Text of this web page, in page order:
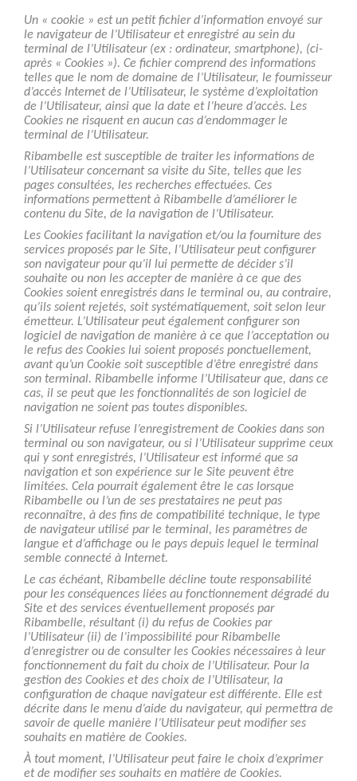
Un « cookie » est un petit fichier d’information envoyé sur
le navigateur de l’Utilisateur et enregistré au sein du
terminal de l’Utilisateur (ex : ordinateur, smartphone), (ci-
après « Cookies »). Ce fichier comprend des informations
telles que le nom de domaine de l’Utilisateur, le fournisseur
d’accès Internet de l’Utilisateur, le système d’exploitation
de l’Utilisateur, ainsi que la date et l’heure d’accès. Les
Cookies ne risquent en aucun cas d’endommager le
terminal de l’Utilisateur.
Ribambelle est susceptible de traiter les informations de
l’Utilisateur concernant sa visite du Site, telles que les
pages consultées, les recherches effectuées. Ces
informations permettent à Ribambelle d’améliorer le
contenu du Site, de la navigation de l’Utilisateur.
Les Cookies facilitant la navigation et/ou la fourniture des
services proposés par le Site, l’Utilisateur peut configurer
son navigateur pour qu’il lui permette de décider s’il
souhaite ou non les accepter de manière à ce que des
Cookies soient enregistrés dans le terminal ou, au contraire,
qu’ils soient rejetés, soit systématiquement, soit selon leur
émetteur. L’Utilisateur peut également configurer son
logiciel de navigation de manière à ce que l’acceptation ou
le refus des Cookies lui soient proposés ponctuellement,
avant qu’un Cookie soit susceptible d’être enregistré dans
son terminal. Ribambelle informe l’Utilisateur que, dans ce
cas, il se peut que les fonctionnalités de son logiciel de
navigation ne soient pas toutes disponibles.
Si l’Utilisateur refuse l’enregistrement de Cookies dans son
terminal ou son navigateur, ou si l’Utilisateur supprime ceux
qui y sont enregistrés, l’Utilisateur est informé que sa
navigation et son expérience sur le Site peuvent être
limitées. Cela pourrait également être le cas lorsque
Ribambelle ou l’un de ses prestataires ne peut pas
reconnaître, à des fins de compatibilité technique, le type
de navigateur utilisé par le terminal, les paramètres de
langue et d’affichage ou le pays depuis lequel le terminal
semble connecté à Internet.
Le cas échéant, Ribambelle décline toute responsabilité
pour les conséquences liées au fonctionnement dégradé du
Site et des services éventuellement proposés par
Ribambelle, résultant (i) du refus de Cookies par
l’Utilisateur (ii) de l’impossibilité pour Ribambelle
d’enregistrer ou de consulter les Cookies nécessaires à leur
fonctionnement du fait du choix de l’Utilisateur. Pour la
gestion des Cookies et des choix de l’Utilisateur, la
configuration de chaque navigateur est différente. Elle est
décrite dans le menu d’aide du navigateur, qui permettra de
savoir de quelle manière l’Utilisateur peut modifier ses
souhaits en matière de Cookies.
À tout moment, l’Utilisateur peut faire le choix d’exprimer
et de modifier ses souhaits en matière de Cookies.